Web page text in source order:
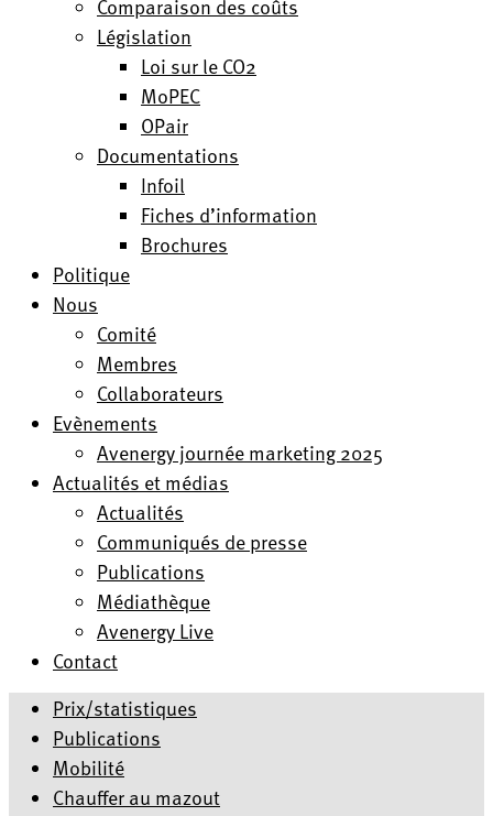
Comparaison des coûts
Législation
Loi sur le CO2
MoPEC
OPair
Documentations
Infoil
Fiches d’information
Brochures
Politique
Nous
Comité
Membres
Collaborateurs
Evènements
Avenergy journée marketing 2025
Actualités et médias
Actualités
Communiqués de presse
Publications
Médiathèque
Avenergy Live
Contact
Prix/statistiques
Publications
Mobilité
Chauffer au mazout